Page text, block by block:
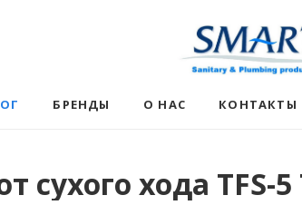
БРЕНДЫ О НАС КОНТАКТЫ
хода TFS-5